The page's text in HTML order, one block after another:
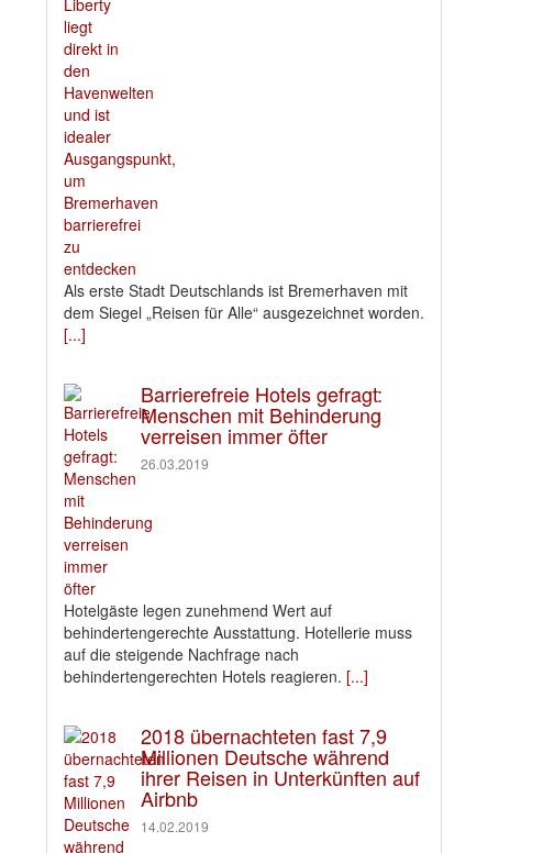
Als erste Stadt Deutschlands ist Bremerhaven mit
dem Siegel „Reisen für Alle“ ausgezeichnet worden.
[...]
Barrierefreie Hotels gefragt:
Menschen mit Behinderung
verreisen immer öfter
26.03.2019
Hotelgäste legen zunehmend Wert auf
behindertengerechte Ausstattung. Hotellerie muss
auf die steigende Nachfrage nach
behindertengerechten Hotels reagieren. [...]
2018 übernachteten fast 7,9
Millionen Deutsche während
ihrer Reisen in Unterkünften auf
Airbnb
14.02.2019